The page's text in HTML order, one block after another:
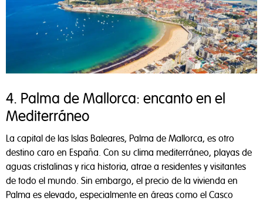
4. Palma de Mallorca: encanto en el
Mediterráneo
La capital de las Islas Baleares, Palma de Mallorca, es otro
destino caro en España. Con su clima mediterráneo, playas de
aguas cristalinas y rica historia, atrae a residentes y visitantes
de todo el mundo. Sin embargo, el precio de la vivienda en
Palma es elevado, especialmente en áreas como el Casco